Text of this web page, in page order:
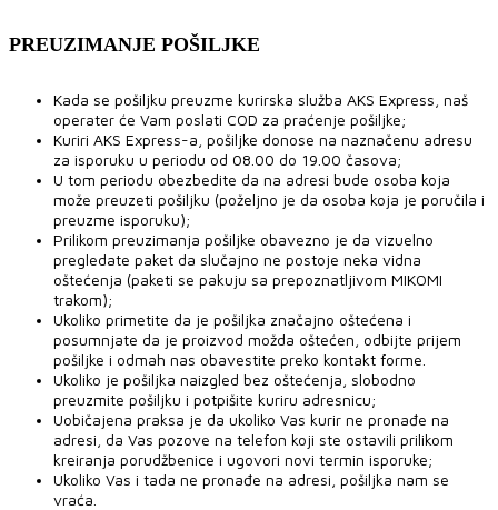
PREUZIMANJE POŠILJKE
Kada se pošiljku preuzme kurirska služba AKS Express, naš
operater će Vam poslati COD za praćenje pošiljke;
Kuriri AKS Express-a, pošiljke donose na naznačenu adresu
za isporuku u periodu od 08.00 do 19.00 časova;
U tom periodu obezbedite da na adresi bude osoba koja
može preuzeti pošiljku (poželjno je da osoba koja je poručila i
preuzme isporuku);
Prilikom preuzimanja pošiljke obavezno je da vizuelno
pregledate paket da slučajno ne postoje neka vidna
oštećenja (paketi se pakuju sa prepoznatljivom MIKOMI
trakom);
Ukoliko primetite da je pošiljka značajno oštećena i
posumnjate da je proizvod možda oštećen, odbijte prijem
pošiljke i odmah nas obavestite preko kontakt forme.
Ukoliko je pošiljka naizgled bez oštećenja, slobodno
preuzmite pošiljku i potpišite kuriru adresnicu;
Uobičajena praksa je da ukoliko Vas kurir ne pronađe na
adresi, da Vas pozove na telefon koji ste ostavili prilikom
kreiranja porudžbenice i ugovori novi termin isporuke;
Ukoliko Vas i tada ne pronađe na adresi, pošiljka nam se
vraća.